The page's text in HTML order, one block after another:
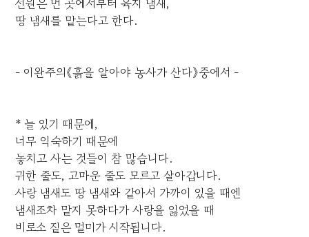
땅 냄새를 맡는다고 한다.
- 이완주의《흙을 알아야 농사가 산다》중에서 -
* 늘 있기 때문에,
너무 익숙하기 때문에
놓치고 사는 것들이 참 많습니다.
귀한 줄도, 고마운 줄도 모르고 살아갑니다.
사랑 냄새도 땅 냄새와 같아서 가까이 있을 때엔
냄새조차 맡지 못하다가 사랑을 잃었을 때
비로소 짙은 멀미가 시작됩니다.